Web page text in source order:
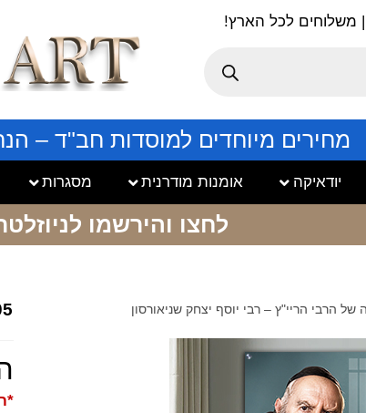
| משלוחים לכל הארץ!
מחירים מיוחדים למוסדות חב"ד –
יודאיקה אומנות מודרנית מסגרות
לחצו והירשמו
305 – תמונה של